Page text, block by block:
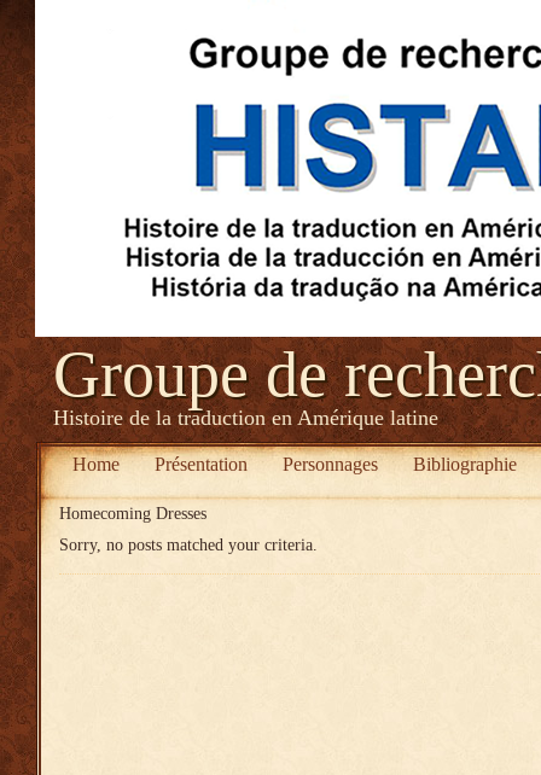
Groupe de
Histoire de la traduction en Amérique latine
Home Présentation Personnages Bibliographie
Homecoming Dresses
Sorry, no posts matched your criteria.